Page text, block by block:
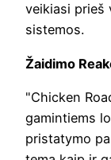
veikiasi prieš
sistemos.
Žaidimo
"Chicken
gamintiems
pristatymo